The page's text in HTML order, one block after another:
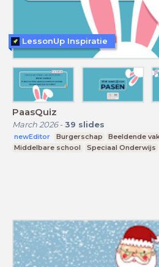
PaasQuiz
March 2026- 39 slides
newEditor Burgerschap Beeldende
Middelbare school
Speciaal Onderwijs
LessonUp Inspiratie